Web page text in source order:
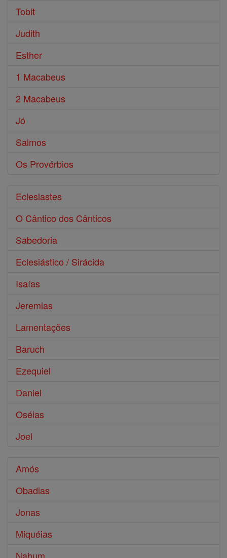
Tobit
Judith
Esther
1 Macabeus
2 Macabeus
Jó
Salmos
Os Provérbios
Eclesiastes
O Cântico dos Cânticos
Sabedoria
Eclesiástico / Sirácida
Isaías
Jeremias
Lamentações
Baruch
Ezequiel
Daniel
Oséias
Joel
Amós
Obadias
Jonas
Miquéias